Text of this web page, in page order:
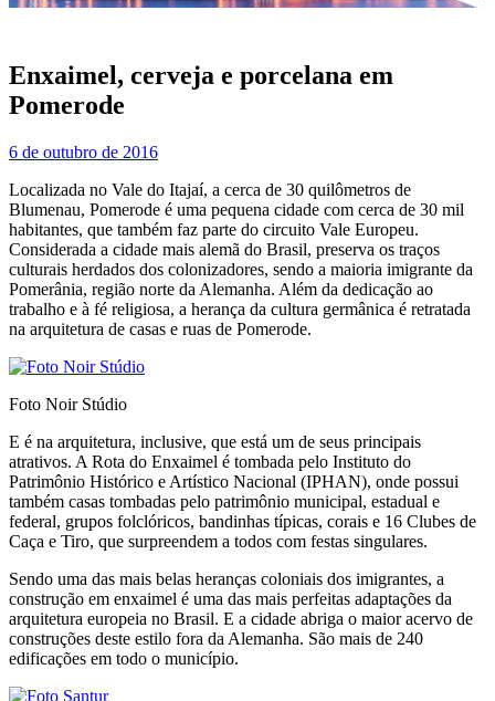
Enxaimel, cerveja e porcelana em
Pomerode
6 de outubro de 2016
Localizada no Vale do Itajaí, a cerca de 30 quilômetros de
Blumenau, Pomerode é uma pequena cidade com cerca de 30 mil
habitantes, que também faz parte do circuito Vale Europeu.
Considerada a cidade mais alemã do Brasil, preserva os traços
culturais herdados dos colonizadores, sendo a maioria imigrante da
Pomerânia, região norte da Alemanha. Além da dedicação ao
trabalho e à fé religiosa, a herança da cultura germânica é retratada
na arquitetura de casas e ruas de Pomerode.
Foto Noir Stúdio
E é na arquitetura, inclusive, que está um de seus principais
atrativos. A Rota do Enxaimel é tombada pelo Instituto do
Patrimônio Histórico e Artístico Nacional (IPHAN), onde possui
também casas tombadas pelo patrimônio municipal, estadual e
federal, grupos folclóricos, bandinhas típicas, corais e 16 Clubes de
Caça e Tiro, que surpreendem a todos com festas singulares.
Sendo uma das mais belas heranças coloniais dos imigrantes, a
construção em enxaimel é uma das mais perfeitas adaptações da
arquitetura europeia no Brasil. E a cidade abriga o maior acervo de
construções deste estilo fora da Alemanha. São mais de 240
edificações em todo o município.